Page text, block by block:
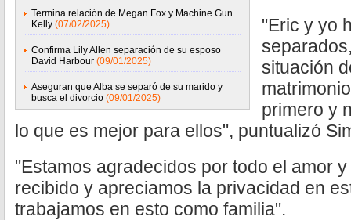
Termina relación de Megan Fox y Machine Gun
Kelly (07/02/2025)
Confirma Lily Allen separación de su esposo
David Harbour (09/01/2025)
Aseguran que Alba se separó de su marido y
busca el divorcio (09/01/2025)
"Eric y yo
situación
primero y
lo que es mejor para ellos", puntualizó
"Estamos agradecidos por todo el amor
recibido y apreciamos la privacidad en
trabajamos en esto como familia".